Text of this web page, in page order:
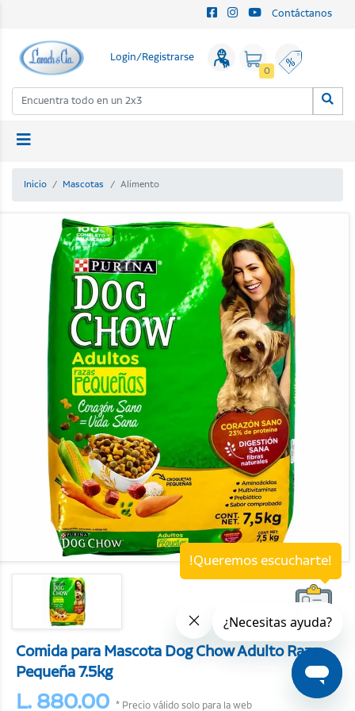
Contáctanos
Login/Registrarse
0
Inicio Mascotas Alimento
Comida para Mascota Dog Chow Adulto Raza
Pequeña 7.5kg
L. 880.00 * Precio válido solo para la web
!Queremos escucharte!